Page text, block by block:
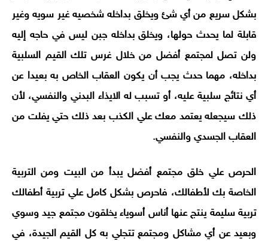
بشكل سريع من أي شئ ويخلق بداخله شخصيه غير سويه وغير
قابلة لما يحدث حولها، ويخلق بداخله جبن ليس في حاجه إليه
ولن تصل لمجتمع أفضل من خلال غرس تلك القيم السلبية
بداخله، مهما حدث يجب أن يكون العقاب الخاص به بعيدا عن
أي نتائج سلبية عليه، أو تسبب له الايذاء البدني والنفسي، لأن
ذلك سيجعله يعتمد معك علي الكذب بعد ذلك حتي يفلت من
العقاب الجسدي والنفسي.
الحرص علي خلق مجتمع أفضل يبدأ من البيت ومن التربية
الخاصة بك لأطفالك، فاحرص بشكل كامل علي تربية أطفالك
تربية سليمة ينتج عنها أناس أسوياء يخلقون مجتمع جيد وسوي
وبعيد عن أي مشاكل ومجتمع تتجلي به كل القيم الجيدة، في